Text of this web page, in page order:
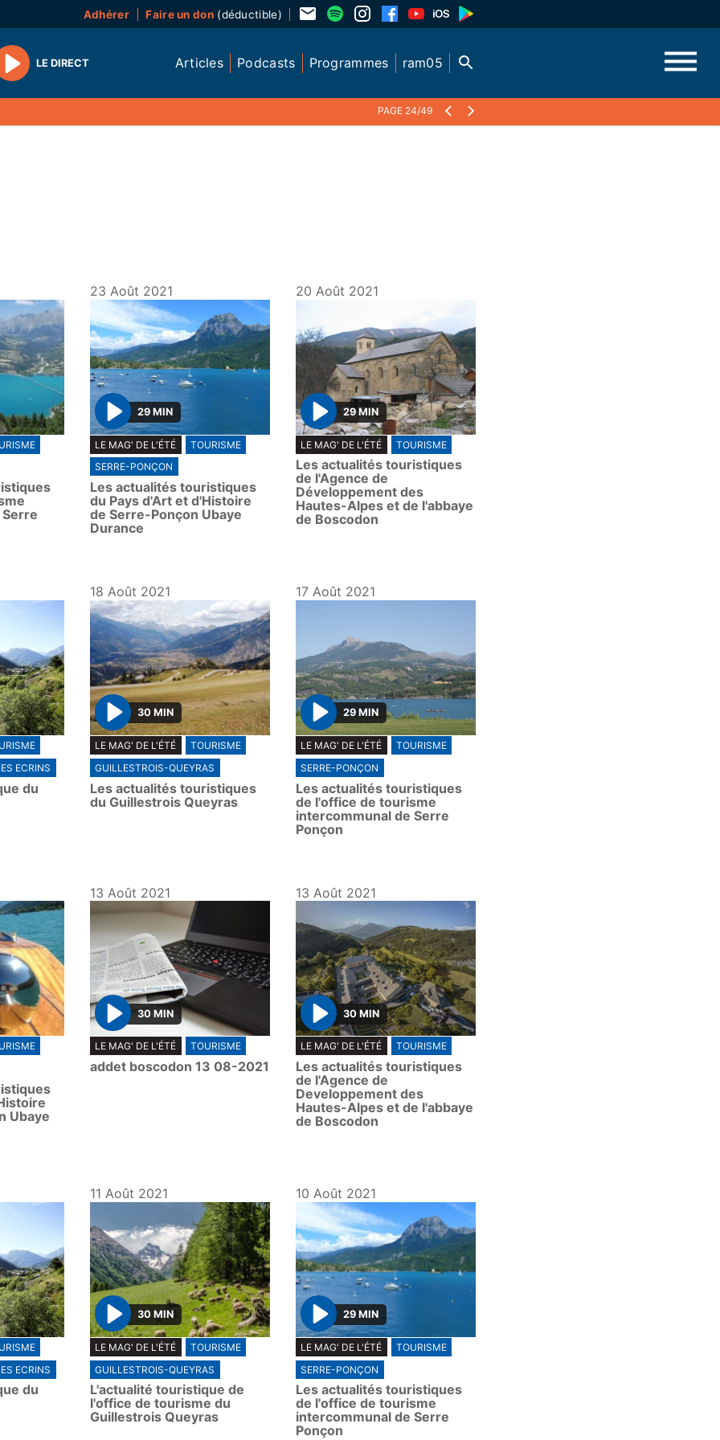
Adhérer Faire un don(déductible)
Play
LE DIRECT Articles Podcasts Programmes ram05
PAGE 24/49
23 Août 2021
P
l
a
y
29 MIN
LE MAG' DE L'ÉTÉ
TOURISME
SERRE-PONÇON
Les actualités touristiques
du Pays d'Art et d'Histoire
de Serre-Ponçon Ubaye
Durance
20 Août 2021
P
l
a
y
29 MIN
LE MAG' DE L'ÉTÉ TOURISME
Les actualités touristiques
de l'Agence de
Développement des
Hautes-Alpes et de l'abbaye
de Boscodon
ECRINS
du
18 Août 2021
P
l
a
y
30 MIN
LE MAG' DE L'ÉTÉ
TOURISME
GUILLESTROIS-QUEYRAS
Les actualités touristiques
du Guillestrois Queyras
17 Août 2021
P
l
a
y
29 MIN
LE MAG' DE L'ÉTÉ
TOURISME
SERRE-PONÇON
Les actualités touristiques
de l'office de tourisme
intercommunal de Serre
Ponçon
Ubaye
13 Août 2021
P
l
a
30 MIN
LE MAG' DE L'ÉTÉ TOURISME
addet boscodon 13 08-2021
13 Août 2021
P
l
a
y
30 MIN
LE MAG' DE L'ÉTÉ TOURISME
Les actualités touristiques
de l'Agence de
Developpement des
Hautes-Alpes et de l'abbaye
de Boscodon
ECRINS
du
11 Août 2021
P
l
a
y
30 MIN
LE MAG' DE L'ÉTÉ
TOURISME
GUILLESTROIS-QUEYRAS
L'actualité touristique de
l'office de tourisme du
Guillestrois Queyras
10 Août 2021
P
l
a
y
29 MIN
LE MAG' DE L'ÉTÉ
TOURISME
SERRE-PONÇON
Les actualités touristiques
de l'office de tourisme
intercommunal de Serre
Ponçon